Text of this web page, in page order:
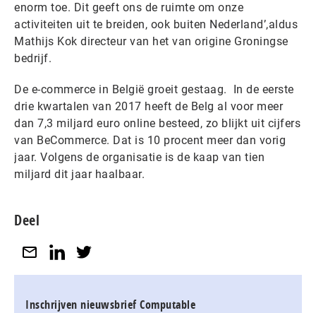
enorm toe. Dit geeft ons de ruimte om onze
activiteiten uit te breiden, ook buiten Nederland’,aldus
Mathijs Kok directeur van het van origine Groningse
bedrijf.
De e-commerce in België groeit gestaag. In de eerste
drie kwartalen van 2017 heeft de Belg al voor meer
dan 7,3 miljard euro online besteed, zo blijkt uit cijfers
van BeCommerce. Dat is 10 procent meer dan vorig
jaar. Volgens de organisatie is de kaap van tien
miljard dit jaar haalbaar.
Deel
Inschrijven nieuwsbrief Computable